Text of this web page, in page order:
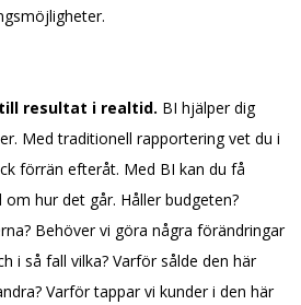
resultat i realtid. BI hjälper dig
Med traditionell rapportering vet du i
förrän efteråt. Med BI kan du få
hur det går. Håller budgeten?
Behöver vi göra några förändringar
i så fall vilka? Varför sålde den här
Varför tappar vi kunder i den här